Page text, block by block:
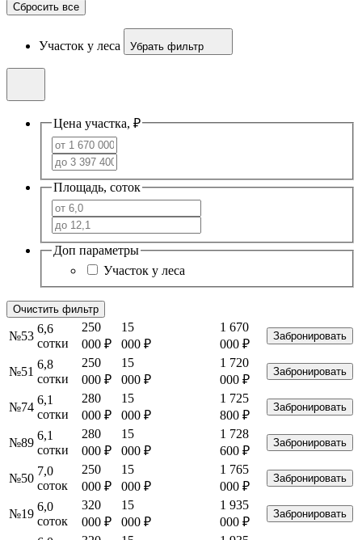
Сбросить все
Участок у леса Убрать фильтр
Цена участка, ₽
Площадь, соток
Доп параметры
Участок у леса
Очистить фильтр
№53
6,6
сотки
250
000 ₽
15
000 ₽
1 670
000 ₽
Забронировать
№51
6,8
сотки
250
000 ₽
15
000 ₽
1 720
000 ₽
Забронировать
№74
6,1
сотки
280
000 ₽
15
000 ₽
1 725
800 ₽
Забронировать
№89
6,1
сотки
280
000 ₽
15
000 ₽
1 728
600 ₽
Забронировать
№50
7,0
соток
250
000 ₽
15
000 ₽
1 765
000 ₽
Забронировать
№19
6,0
соток
320
000 ₽
15
000 ₽
1 935
000 ₽
Забронировать